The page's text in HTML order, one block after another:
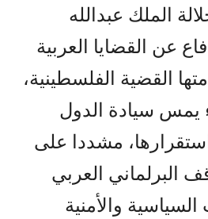
الملك عبدالله
عن القضايا العربية
القضية الفلسطينية،
يمس سيادة الدول
مشددا على
البرلماني العربي
والأمنية